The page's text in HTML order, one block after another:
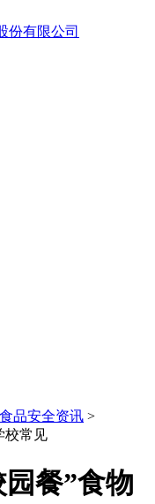
食品安全资讯 >
校常见
餐”食物